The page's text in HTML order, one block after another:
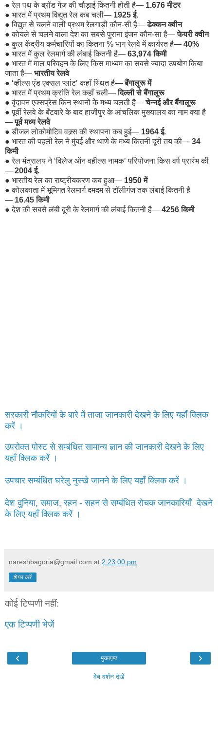
●रेल पथ के ब्रॉड गेज की चौड़ाई कितनी होती है— 1.676 मीटर
● भारत में प्रथम विद्युत रेल कब चली— 1925 ई.
●विद्युत से चलने वाली प्रथम रेलगाड़ी कौन-सी है—डेक्कन क्वीन
●कोयले से चलने वाला देश का सबसे पुराना इंजन कौन-सा है—फेयरी क्वीन
●कुल केंद्रीय कर्मचारियों का कितना % भाग रेलवे में कार्यरत है— 40%
● भारत में कुल रेलमार्ग की लंबाई कितनी है— 63,974 किमी
● भारत में माल परिवहन के लिए किस माध्यम का सबसे ज्यादा उपयोग किया
जाता है— भारतीय रेलवे
● ‘व्हील्स एंड एक्सल प्लांट’ कहाँ स्थित है—बैंगालुरू में
● भारत में प्रथम क्रांति रेल कहाँ चली—दिल्ली से बैंगालुरू
●वृंदावन एक्सप्रेस किन स्थानों के मध्य चलती है—चेन्नई और बैंगालुरू
●पूर्वी रेलवे के बँटवारे के बाद हाजीपुर के आंचलिक मुख्यालय का नाम क्या है
—पूर्व मध्य रेलवे
●डीजल लोकोमोटिव वक्र्स की स्थापना कब हुई— 1964 ई.
● भारत की पहली रेल ने मुंबई और थाणे के मध्य कितनी दूरी तय की— 34
किमी
●रेल मंत्रालय ने ‘विलेज ऑन वहील्स नामक’ परियोजना किस वर्ष प्रारंभ की
— 2004 ई.
● भारतीय रेल का राष्ट्रीयकरण कब हुआ— 1950 में
●कोलकाता में भूमिगत रेलमार्ग दमदम से टॉलीगंज तक लंबाई कितनी है
— 16.45 किमी
●देश की सबसे लंबी दूरी के रेलमार्ग की लंबाई कितनी है— 4256 किमी
सरकारी नौकरियों के बारे में ताजा जानकारी देखने के लिए यहाँ क्लिक
करें ।
उपरोक्त पोस्ट से सम्बंधित सामान्य ज्ञान की जानकारी देखने के लिए
यहाँ क्लिक करें ।
उपचार सम्बंधित घरेलु नुस्खे जानने के लिए यहाँ क्लिक करें ।
देश दुनिया, समाज, रहन - सहन से सम्बंधित रोचक जानकारियाँ देखने
के लिए यहाँ क्लिक करें ।
nareshbagoria@gmail.com at 2:23:00 pm
शेयर करें
कोई टिप्पणी नहीं:
एक टिप्पणी भेजें
‹ ›
मुख्यपृष्ठ
वेब वर्शन देखें